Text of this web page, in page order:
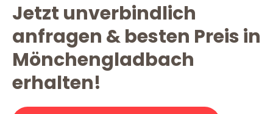
Jetzt unverbindlich
anfragen & besten Preis in
Mönchengladbach
erhalten!